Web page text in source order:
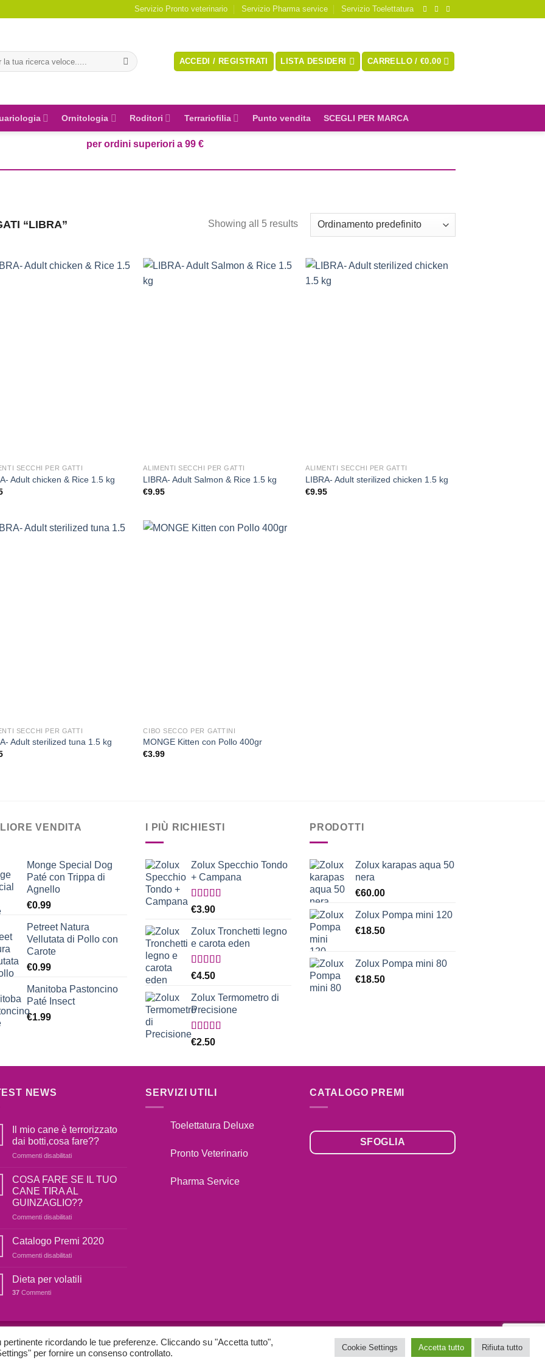
Servizio Pronto veterinario Servizio Pharma service Servizio Toelettatura
ACCEDI / REGISTRATI LISTA DESIDERI CARRELLO /€0.00
Ornitologia Roditori Terrariofilia Punto vendita SCEGLI PER MARCA
per ordini superiori a 99 €
“LIBRA” Showing all 5 results
SECCHI PER GATTI
Adult chicken & Rice 1.5 kg
ALIMENTI SECCHI PER GATTI
LIBRA- Adult Salmon & Rice 1.5 kg
€9.95
ALIMENTI SECCHI PER GATTI
LIBRA- Adult sterilized chicken 1.5 kg
€9.95
SECCHI PER GATTI
Adult sterilized tuna 1.5 kg
CIBO SECCO PER GATTINI
MONGE Kitten con Pollo 400gr
€3.99
VENDITA
Monge Special Dog
Paté con Trippa di
Agnello
€0.99
Petreet Natura
Vellutata di Pollo con
Carote
€0.99
Manitoba Pastoncino
Paté Insect
€1.99
I PIÙ RICHIESTI
Zolux Specchio Tondo
+ Campana
Valutato
€3.90
Zolux Tronchetti legno
e carota eden
Valutato
€4.50
Zolux Termometro di
Precisione
Valutato
€2.50
PRODOTTI
Zolux karapas aqua 50
nera
€60.00
Zolux Pompa mini 120
€18.50
Zolux Pompa mini 80
€18.50
NEWS
Il mio cane è terrorizzato
dai botti,cosa fare??
Commenti disabilitatisu
mio
cane
è
terrorizzato
dai
fare??
COSA FARE SE IL TUO
CANE TIRA AL
GUINZAGLIO??
Commenti disabilitatisu
FARE
IL
CANE
Catalogo Premi 2020
Commenti disabilitatisu
Premi
Dieta per volatili
37 Commenti
SERVIZI UTILI
Toelettatura Deluxe
Pronto Veterinario
Pharma Service
CATALOGO PREMI
SFOGLIA
ricordando le tue preferenze. Cliccando su "Accetta tutto",
per fornire un consenso controllato.
Cookie Settings Accetta tutto Rifiuta tutto